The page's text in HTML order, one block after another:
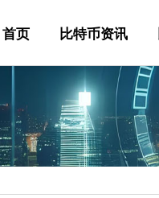
首页 比特币资讯